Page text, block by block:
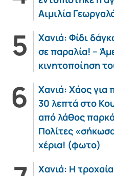
Αιμιλία
Χανιά: Φίδι
σε παραλία! –
κινητοποίηση
Χανιά: Χάος για
30 λεπτά στο
από λάθος
Πολίτες
χέρια! (φωτο)
Χανιά: Η